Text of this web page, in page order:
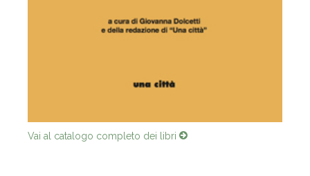
Vai al catalogo completo dei libri